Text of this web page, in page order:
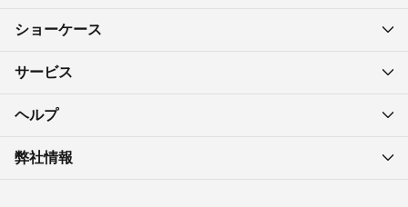
ショーケース
サービス
ヘルプ
弊社情報